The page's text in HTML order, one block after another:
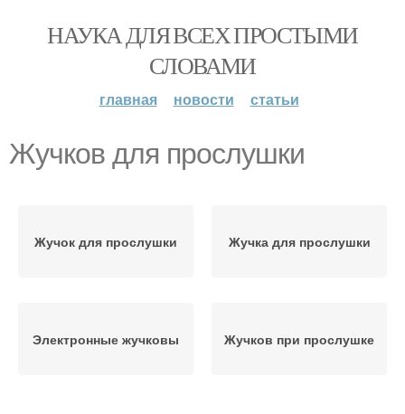
НАУКА ДЛЯ ВСЕХ ПРОСТЫМИ
СЛОВАМИ
главная новости статьи
Жучков для прослушки
Жучок для прослушки Жучка для прослушки
Электронные жучковы Жучков при прослушке